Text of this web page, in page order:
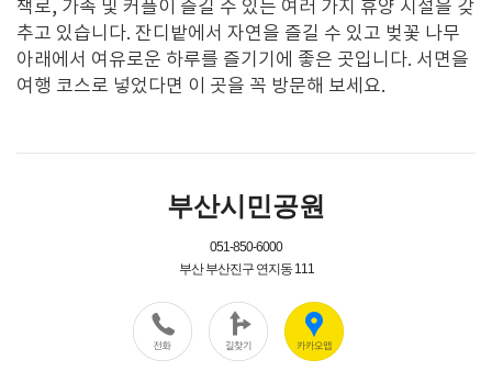
책로, 가족 및 커플이 즐길 수 있는 여러 가지 휴양 시설을 갖
추고 있습니다. 잔디밭에서 자연을 즐길 수 있고 벚꽃 나무
아래에서 여유로운 하루를 즐기기에 좋은 곳입니다. 서면을
여행 코스로 넣었다면 이 곳을 꼭 방문해 보세요.